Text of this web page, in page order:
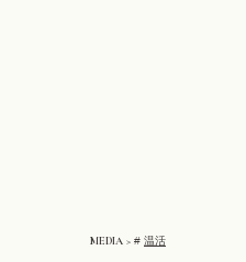
MEDIA # 温活